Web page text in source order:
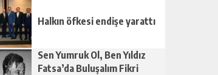
Halkın öfkesi endişe yarattı
Sen Yumruk Ol, Ben Yıldız
Fatsa’da Buluşalım Fikri